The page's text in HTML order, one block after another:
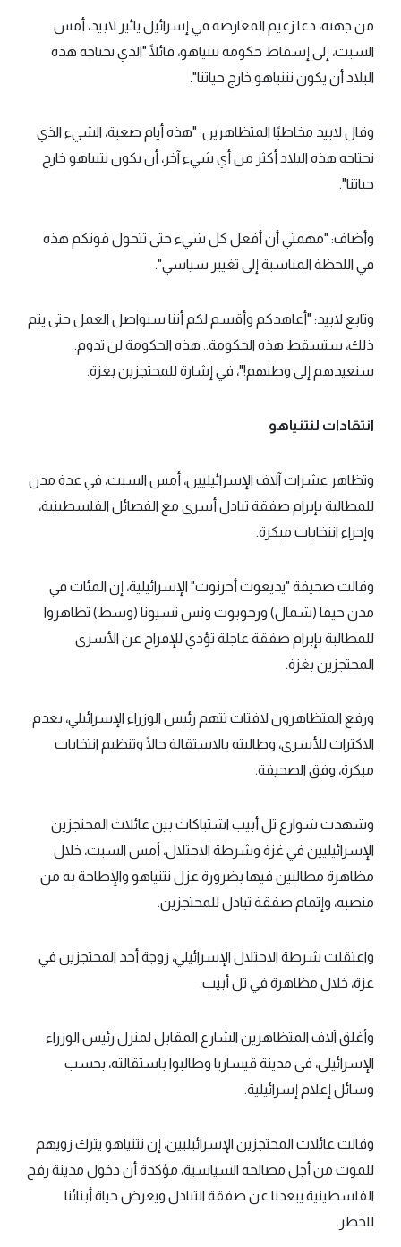
من جهته، دعا زعيم المعارضة في إسرائيل يائير لابيد، أمس
السبت، إلى إسقاط حكومة نتنياهو، قائلًا "الذي تحتاجه هذه
البلاد أن يكون نتنياهو خارج حياتنا".
وقال لابيد مخاطبًا المتظاهرين: "هذه أيام صعبة، الشيء الذي
تحتاجه هذه البلاد أكثر من أي شيء آخر، أن يكون نتنياهو خارج
حياتنا".
وأضاف: "مهمتي أن أفعل كل شيء حتى تتحول قوتكم هذه
في اللحظة المناسبة إلى تغيير سياسي".
وتابع لابيد: "أعاهدكم وأقسم لكم أننا سنواصل العمل حتى يتم
ذلك، ستسقط هذه الحكومة.. هذه الحكومة لن تدوم..
سنعيدهم إلى وطنهم!"، في إشارة للمحتجزين بغزة.
انتقادات لنتنياهو
وتظاهر عشرات آلاف الإسرائيليين، أمس السبت، في عدة مدن
للمطالبة بإبرام صفقة تبادل أسرى مع الفصائل الفلسطينية،
وإجراء انتخابات مبكرة.
وقالت صحيفة "يديعوت أحرنوت" الإسرائيلية، إن المئات في
مدن حيفا (شمال) ورحوبوت ونس تسيونا (وسط) تظاهروا
للمطالبة بإبرام صفقة عاجلة تؤدي للإفراج عن الأسرى
المحتجزين بغزة.
ورفع المتظاهرون لافتات تتهم رئيس الوزراء الإسرائيلي، بعدم
الاكتراث للأسرى، وطالبته بالاستقالة حالًا وتنظيم انتخابات
مبكرة، وفق الصحيفة.
وشهدت شوارع تل أبيب اشتباكات بين عائلات المحتجزين
الإسرائيليين في غزة وشرطة الاحتلال، أمس السبت، خلال
مظاهرة مطالبين فيها بضرورة عزل نتنياهو والإطاحة به من
منصبه، وإتمام صفقة تبادل للمحتجزين.
واعتقلت شرطة الاحتلال الإسرائيلي، زوجة أحد المحتجزين في
غزة، خلال مظاهرة في تل أبيب.
وأغلق آلاف المتظاهرين الشارع المقابل لمنزل رئيس الوزراء
الإسرائيلي، في مدينة قيساريا وطالبوا باستقالته، بحسب
وسائل إعلام إسرائيلية.
وقالت عائلات المحتجزين الإسرائيليين، إن نتنياهو يترك زويهم
للموت من أجل مصالحه السياسية، مؤكدة أن دخول مدينة رفح
الفلسطينية يبعدنا عن صفقة التبادل ويعرض حياة أبنائنا
للخطر.